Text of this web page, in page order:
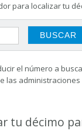
para localizar tu
el número a
las
tu décimo